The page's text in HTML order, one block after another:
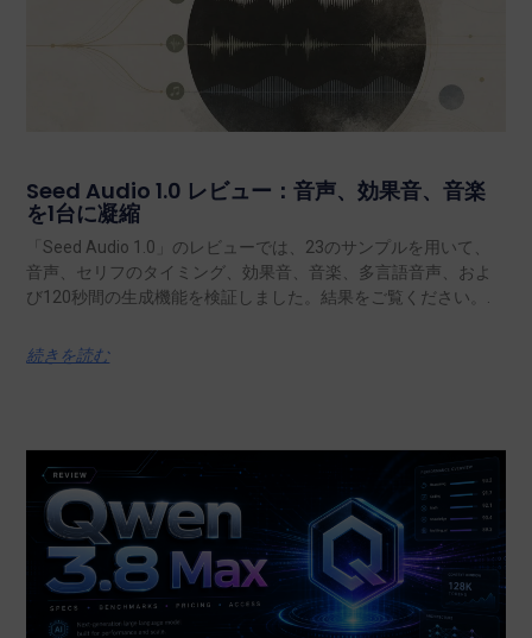
Seed Audio 1.0 レビュー：音声、効果音、音楽
を1台に凝縮
「Seed Audio 1.0」のレビューでは、23のサンプルを用いて、
音声、セリフのタイミング、効果音、音楽、多言語音声、およ
び120秒間の生成機能を検証しました。結果をご覧ください。.
続きを読む